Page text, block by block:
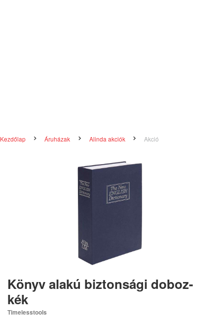
Kezdőlap Áruházak Alinda akciók Akció
Könyv alakú biztonsági doboz-
kék
Timelesstools